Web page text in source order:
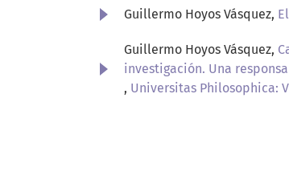
Guillermo Hoyos Vásquez,
Guillermo Hoyos Vásquez,
investigación. Una
, Universitas Philosophica: